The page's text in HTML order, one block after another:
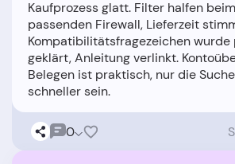
Kaufprozess glatt. Filter halfen
passenden Firewall, Lieferzeit
Kompatibilitätsfragezeichen wurde
geklärt, Anleitung verlinkt.
Belegen ist praktisch, nur die
0